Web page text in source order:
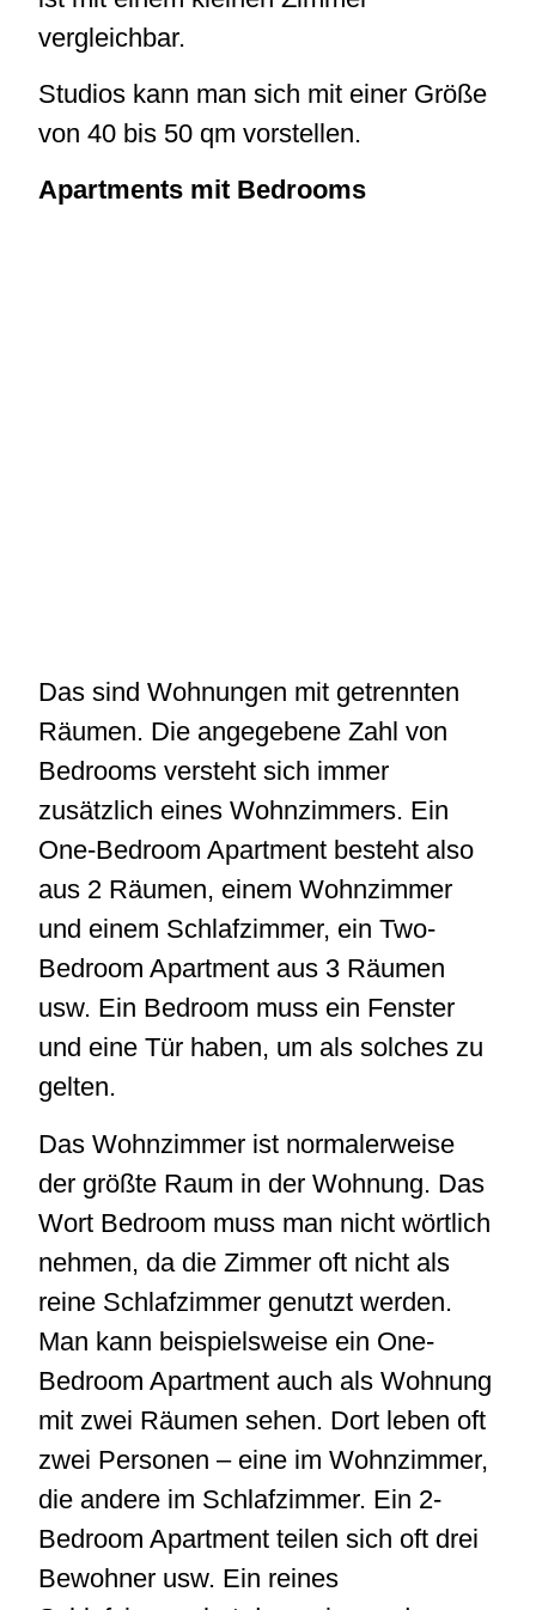
vergleichbar.
Studios kann man sich mit einer Größe
von 40 bis 50 qm vorstellen.
Apartments mit Bedrooms
Das sind Wohnungen mit getrennten
Räumen. Die angegebene Zahl von
Bedrooms versteht sich immer
zusätzlich eines Wohnzimmers. Ein
One-Bedroom Apartment besteht also
aus 2 Räumen, einem Wohnzimmer
und einem Schlafzimmer, ein Two-
Bedroom Apartment aus 3 Räumen
usw. Ein Bedroom muss ein Fenster
und eine Tür haben, um als solches zu
gelten.
Das Wohnzimmer ist normalerweise
der größte Raum in der Wohnung. Das
Wort Bedroom muss man nicht wörtlich
nehmen, da die Zimmer oft nicht als
reine Schlafzimmer genutzt werden.
Man kann beispielsweise ein One-
Bedroom Apartment auch als Wohnung
mit zwei Räumen sehen. Dort leben oft
zwei Personen – eine im Wohnzimmer,
die andere im Schlafzimmer. Ein 2-
Bedroom Apartment teilen sich oft drei
Bewohner usw. Ein reines